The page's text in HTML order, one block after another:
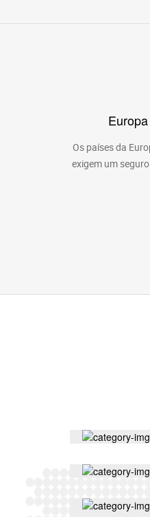
Os países da
exigem um
27
41
41